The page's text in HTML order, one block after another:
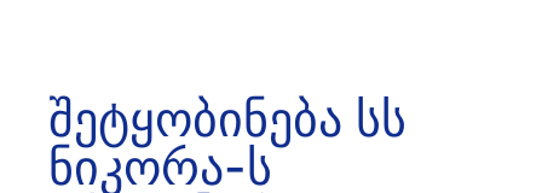
შეტყობინება სს
ნიკორა-ს